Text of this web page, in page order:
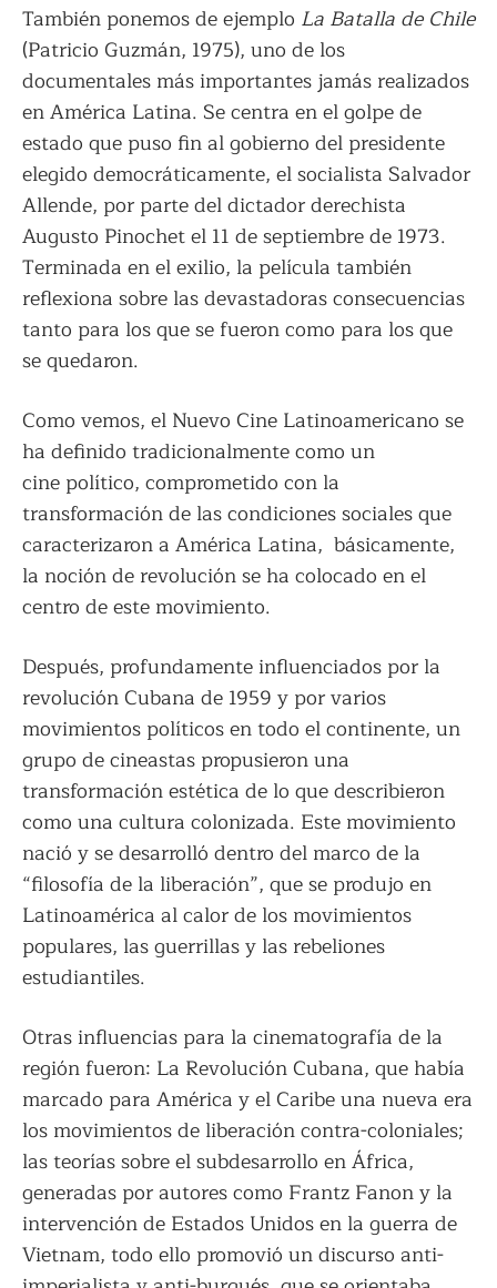
También ponemos de ejemplo La Batalla de Chile
(Patricio Guzmán, 1975), uno de los
documentales más importantes jamás realizados
en América Latina. Se centra en el golpe de
estado que puso fin al gobierno del presidente
elegido democráticamente, el socialista Salvador
Allende, por parte del dictador derechista
Augusto Pinochet el 11 de septiembre de 1973.
Terminada en el exilio, la película también
reflexiona sobre las devastadoras consecuencias
tanto para los que se fueron como para los que
se quedaron.
Como vemos, el Nuevo Cine Latinoamericano se
ha definido tradicionalmente como un
cine político, comprometido con la
transformación de las condiciones sociales que
caracterizaron a América Latina, básicamente,
la noción de revolución se ha colocado en el
centro de este movimiento.
Después, profundamente influenciados por la
revolución Cubana de 1959 y por varios
movimientos políticos en todo el continente, un
grupo de cineastas propusieron una
transformación estética de lo que describieron
como una cultura colonizada. Este movimiento
nació y se desarrolló dentro del marco de la
“filosofía de la liberación”, que se produjo en
Latinoamérica al calor de los movimientos
populares, las guerrillas y las rebeliones
estudiantiles.
Otras influencias para la cinematografía de la
región fueron: La Revolución Cubana, que había
marcado para América y el Caribe una nueva era
los movimientos de liberación contra-coloniales;
las teorías sobre el subdesarrollo en África,
generadas por autores como Frantz Fanon y la
intervención de Estados Unidos en la guerra de
Vietnam, todo ello promovió un discurso anti-